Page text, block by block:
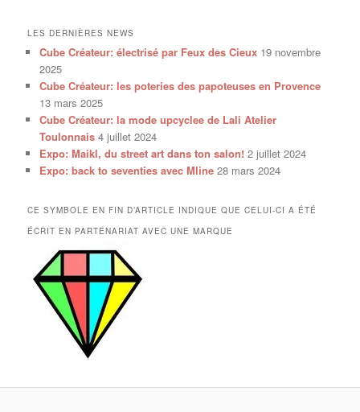
LES DERNIÈRES NEWS
Cube Créateur: électrisé par Feux des Cieux 19 novembre
2025
Cube Créateur: les poteries des papoteuses en Provence
13 mars 2025
Cube Créateur: la mode upcyclee de Lali Atelier
Toulonnais 4 juillet 2024
Expo: Maikl, du street art dans ton salon! 2 juillet 2024
Expo: back to seventies avec Mline 28 mars 2024
CE SYMBOLE EN FIN D’ARTICLE INDIQUE QUE CELUI-CI A ÉTÉ
ÉCRIT EN PARTENARIAT AVEC UNE MARQUE